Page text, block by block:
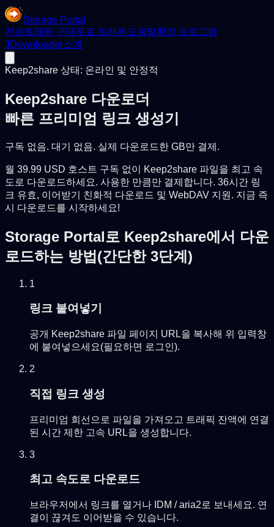
Storage Portal
전송 트래픽 구매 무료 트래픽 도움말확장 프로그램
JDownloader소개
Keep2share 상태: 온라인 및 안정적
Keep2share 다운로더
빠른 프리미엄 링크 생성기
구독 없음. 대기 없음. 실제 다운로드한 GB만 결제.
월 39.99 USD 호스트 구독 없이 Keep2share 파일을 최고 속
도로 다운로드하세요. 사용한 만큼만 결제합니다. 36시간 링
크 유효, 이어받기 친화적 다운로드 및 WebDAV 지원. 지금 즉
시 다운로드를 시작하세요!
Storage Portal로 Keep2share에서 다운
로드하는 방법(간단한 3단계)
1
링크 붙여넣기
공개 Keep2share 파일 페이지 URL을 복사해 위 입력창
에 붙여넣으세요(필요하면 로그인).
2
직접 링크 생성
프리미엄 회선으로 파일을 가져오고 트래픽 잔액에 연결
된 시간 제한 고속 URL을 생성합니다.
3
최고 속도로 다운로드
브라우저에서 링크를 열거나 IDM / aria2로 보내세요. 연
결이 끊겨도 이어받을 수 있습니다.